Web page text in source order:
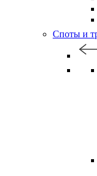
Споты и